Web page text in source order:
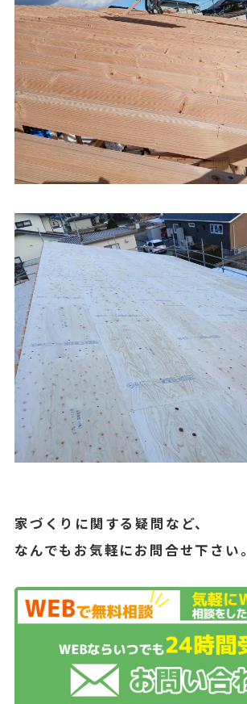
家づくりに関する疑問など、
なんでもお気軽にお問合せ下さい。